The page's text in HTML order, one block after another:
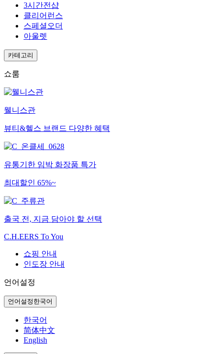
3시간전샵
클리어런스
스페셜오더
아울렛
카테고리
쇼룸
웰니스관
뷰티&헬스 브랜드 다양한 혜택
유통기한 임박 화장품 특가
최대할인 65%~
출국 전, 지금 담아야 할 선택
C.H.EERS To You
쇼핑 안내
인도장 안내
언어설정
언어설정 한국어
한국어
简体中文
English